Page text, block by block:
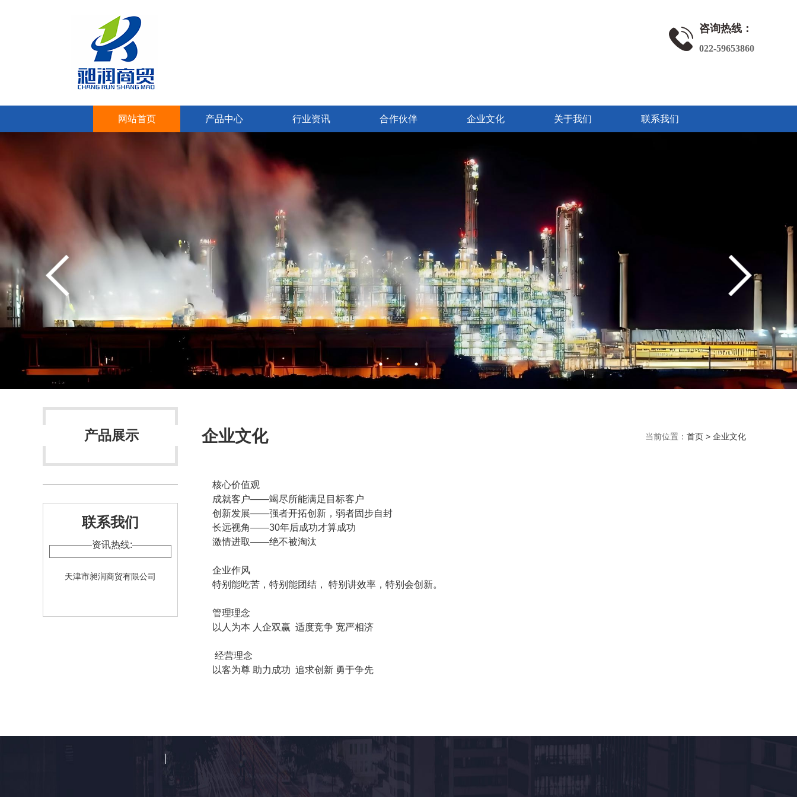
咨询热线：
022-59653860
网站首页 产品中心 行业资讯 合作伙伴 企业文化 关于我们 联系我们
产品展示
联系我们
资讯热线:
天津市昶润商贸有限公司
企业文化 当前位置： 首页 > 企业文化
核心价值观
成就客户——竭尽所能满足目标客户
创新发展——强者开拓创新，弱者固步自封
长远视角——30年后成功才算成功
激情进取——绝不被淘汰
企业作风
特别能吃苦，特别能团结， 特别讲效率，特别会创新。
管理理念
以人为本 人企双赢 适度竞争 宽严相济
经营理念
以客为尊 助力成功 追求创新 勇于争先